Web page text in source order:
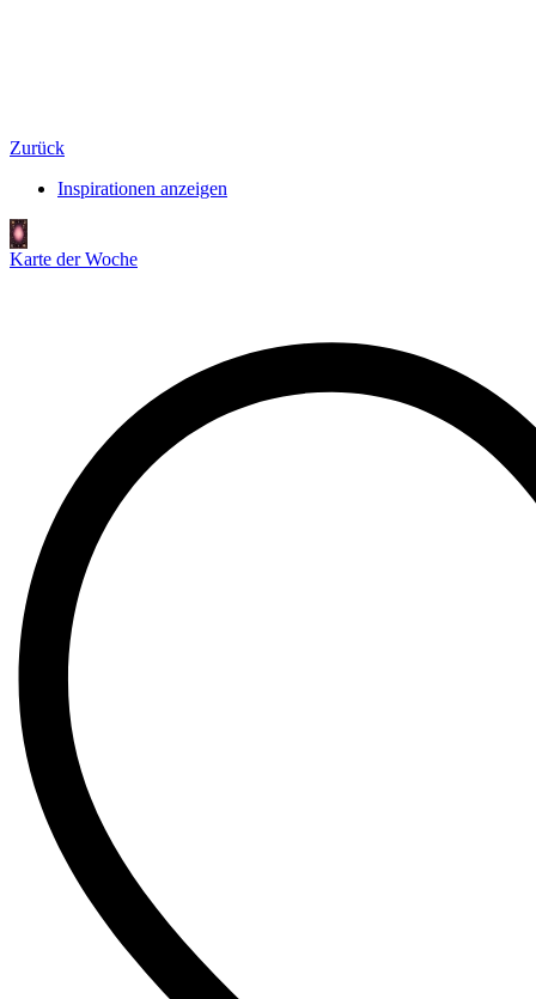
Zurück
Inspirationen anzeigen
Karte der Woche